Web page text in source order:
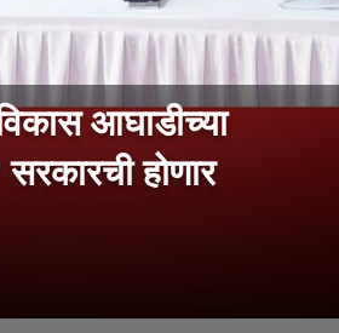
आघाडीच्या
होणार